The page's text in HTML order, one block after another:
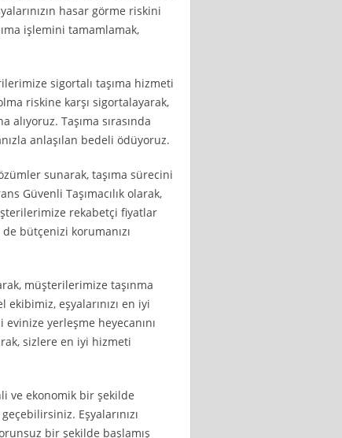
hasar görme riskini
işlemini tamamlamak,
sigortalı taşıma hizmeti
riskine karşı sigortalayarak,
Taşıma sırasında
anlaşılan bedeli ödüyoruz.
sunarak, taşıma sürecini
Güvenli Taşımacılık olarak,
rekabetçi fiyatlar
bütçenizi korumanızı
müşterilerimize taşınma
eşyalarınızı en iyi
yerleşme heyecanını
sizlere en iyi hizmeti
ve ekonomik bir şekilde
Eşyalarınızı
bir şekilde başlamış